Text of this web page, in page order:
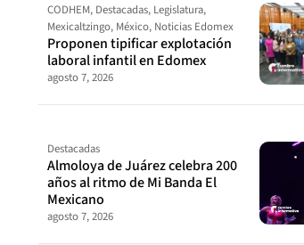
CODHEM, Destacadas, Legislatura,
Mexicaltzingo, México, Noticias Edomex
Proponen tipificar explotación
laboral infantil en Edomex
agosto 7, 2026
Destacadas
Almoloya de Juárez celebra 200
años al ritmo de Mi Banda El
Mexicano
agosto 7, 2026